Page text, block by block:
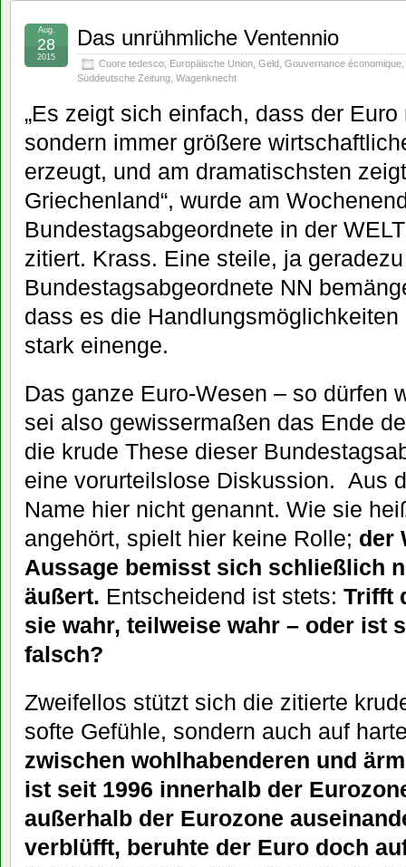
Das unrühmliche Ventennio
Cuore tedesco Europäische Union Geld Gouvernance économique
Süddeutsche Zeitung Wagenknecht
Aug.
28
2015
„Es zeigt sich einfach, dass der
sondern immer größere
erzeugt, und am dramatischsten
Griechenland“, wurde am
Bundestagsabgeordnete in der
zitiert. Krass. Eine steile, ja
Bundestagsabgeordnete NN
dass es die
stark einenge.
Das ganze Euro-Wesen – so dürfen
sei also gewissermaßen das Ende
die krude These dieser
eine vorurteilslose Diskussion. Aus
Name hier nicht genannt. Wie sie
angehört, spielt hier keine Rolle; der
Aussage bemisst sich schließlich
äußert. Entscheidend ist stets: Trifft
sie wahr, teilweise wahr – oder ist
falsch?
Zweifellos stützt sich die zitierte
softe Gefühle, sondern auch auf
zwischen wohlhabenderen und
ist seit 1996 innerhalb der
außerhalb der Eurozone
verblüfft, beruhte der Euro doch